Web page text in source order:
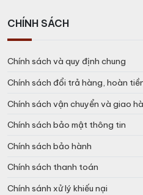
CHÍNH SÁCH
Chính sách và quy định chung
Chính sách đổi trả hàng, hoàn
Chính sách vận chuyển và giao
Chính sách bảo mật thông tin
Chính sách bảo hành
Chính sách thanh toán
Chính sánh xử lý khiếu nại